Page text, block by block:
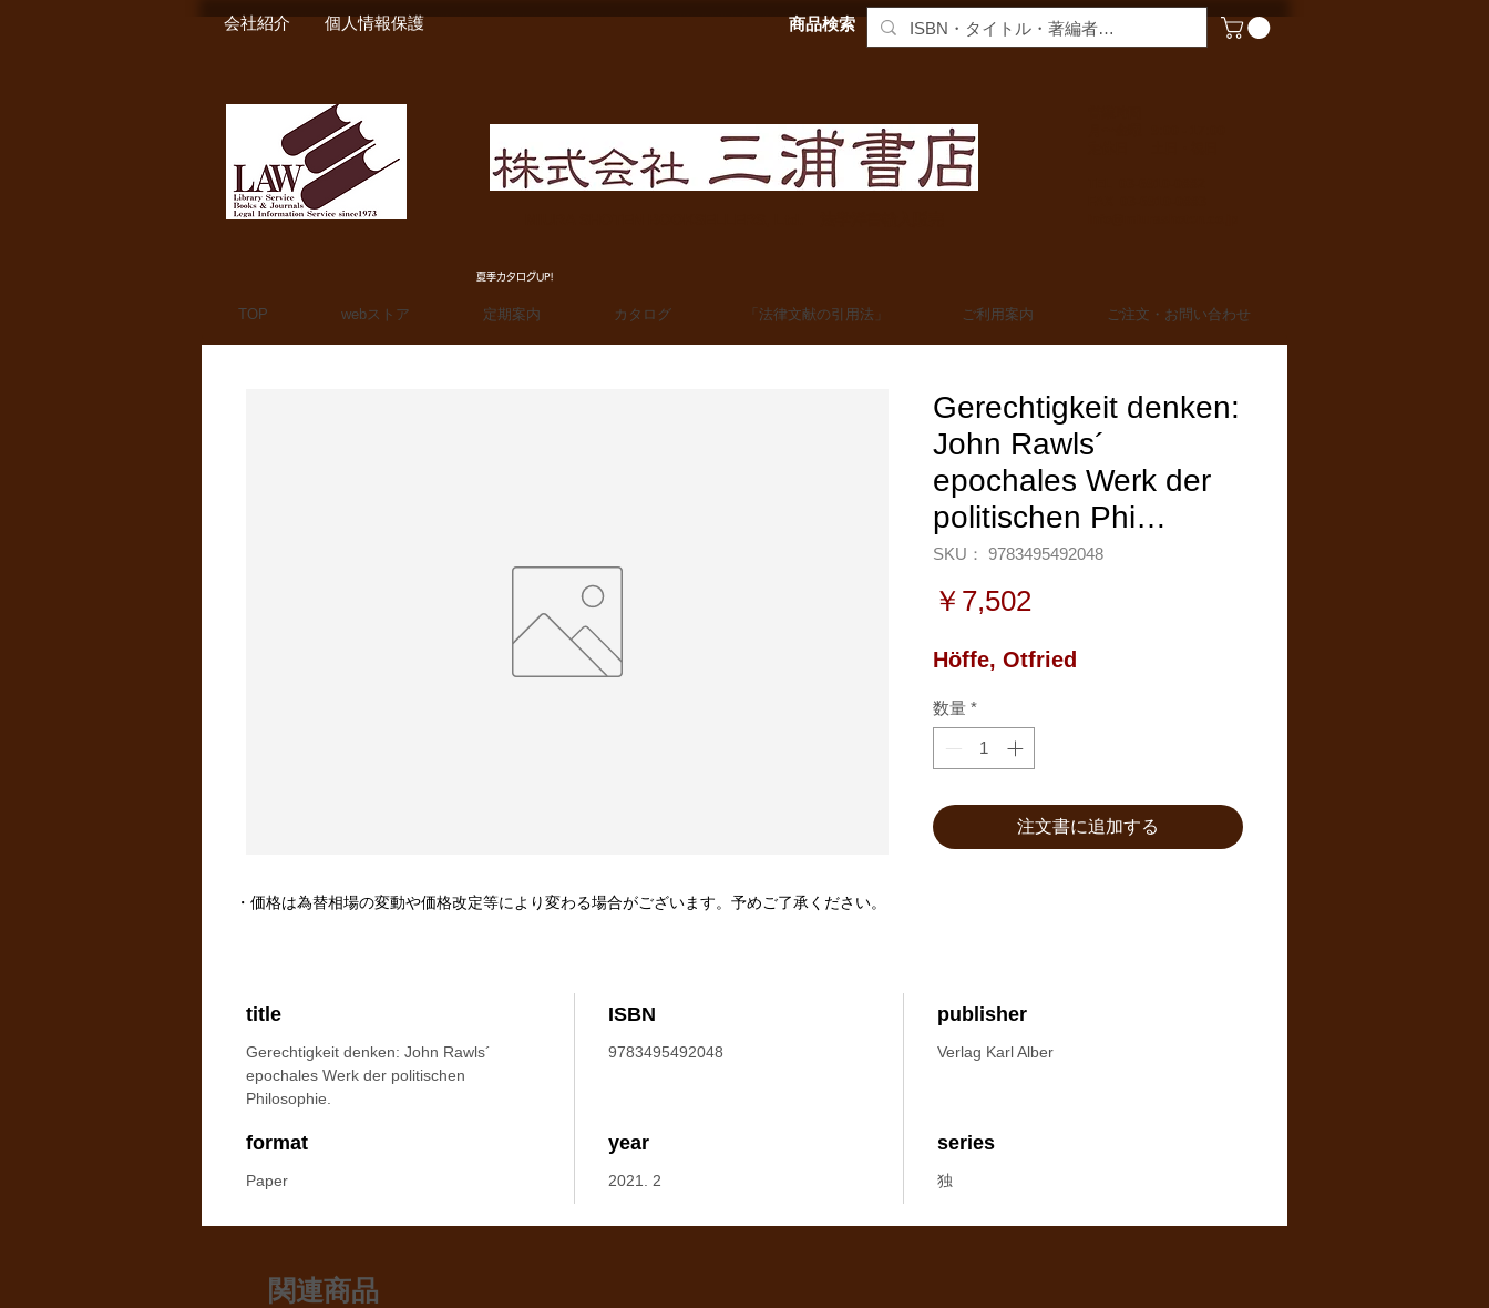
会社紹介 個人情報保護 商品検索
夏季カタログUP!
TOP webストア 定期案内 カタログ 「法律文献の引用法」 ご利用案内 ご注文・お問い合わせ
Gerechtigkeit denken:
John Rawls´
epochales Werk der
politischen Phi…
SKU： 9783495492048
￥7,502
Höffe, Otfried
数量 *
注文書に追加する
title
Gerechtigkeit denken: John Rawls´
epochales Werk der politischen
Philosophie.
ISBN
9783495492048
publisher
Verlag Karl Alber
format
Paper
year
2021. 2
series
独
・価格は為替相場の変動や価格改定等により変わる場合がございます。予めご了承ください。
関連商品